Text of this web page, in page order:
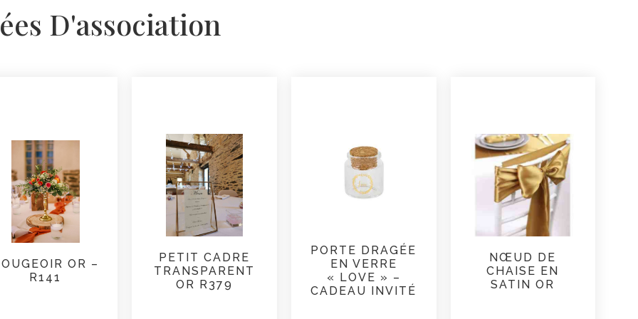
D'association
OR –
R141
PETIT CADRE
TRANSPARENT
OR R379
PORTE DRAGÉE
EN VERRE
« LOVE » –
CADEAU INVITÉ
NŒUD DE
CHAISE EN
SATIN OR